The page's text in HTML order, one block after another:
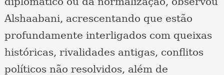
Alshaabani, acrescentando que estão
profundamente interligados com queixas
históricas, rivalidades antigas, conflitos
políticos não resolvidos, além de